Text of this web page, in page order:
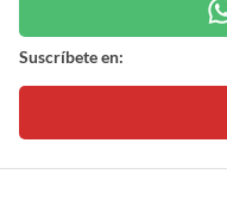
Suscríbete en: